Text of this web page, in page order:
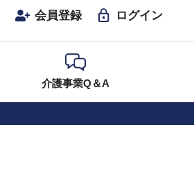
会員登録 ログイン
介護事業Q＆A